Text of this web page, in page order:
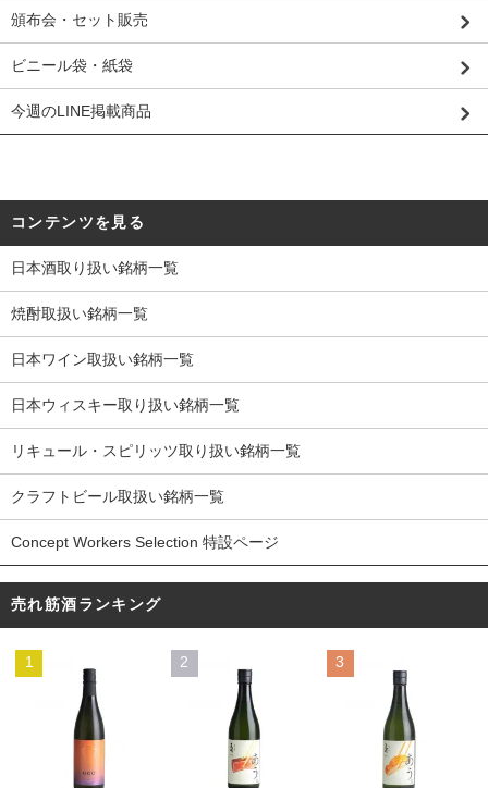
頒布会・セット販売
ビニール袋・紙袋
今週のLINE掲載商品
コンテンツを見る
日本酒取り扱い銘柄一覧
焼酎取扱い銘柄一覧
日本ワイン取扱い銘柄一覧
日本ウィスキー取り扱い銘柄一覧
リキュール・スピリッツ取り扱い銘柄一覧
クラフトビール取扱い銘柄一覧
Concept Workers Selection 特設ページ
売れ筋酒ランキング
1 2 3